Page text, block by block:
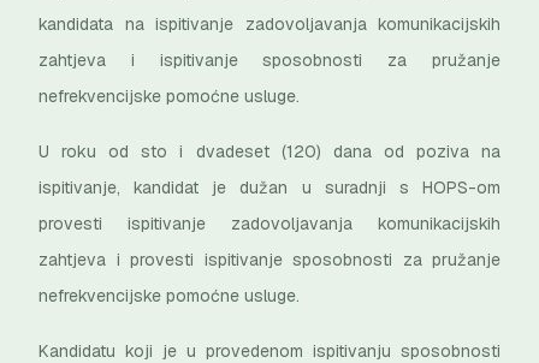
kandidata na ispitivanje zadovoljavanja komunikacijskih
zahtjeva i ispitivanje sposobnosti za pružanje
nefrekvencijske pomoćne usluge.
U roku od sto i dvadeset (120) dana od poziva na
ispitivanje, kandidat je dužan u suradnji s HOPS-om
provesti ispitivanje zadovoljavanja komunikacijskih
zahtjeva i provesti ispitivanje sposobnosti za pružanje
nefrekvencijske pomoćne usluge.
Kandidatu koji je u provedenom ispitivanju sposobnosti